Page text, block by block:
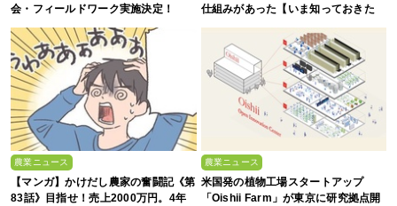
会・フィールドワーク実施決定！
仕組みがあった【いま知っておきた
農業ニュース
【マンガ】かけだし農家の奮闘記《第
83話》目指せ！売上2000万円。4年
農業ニュース
米国発の植物工場スタートアップ
「Oishii Farm」が東京に研究拠点開